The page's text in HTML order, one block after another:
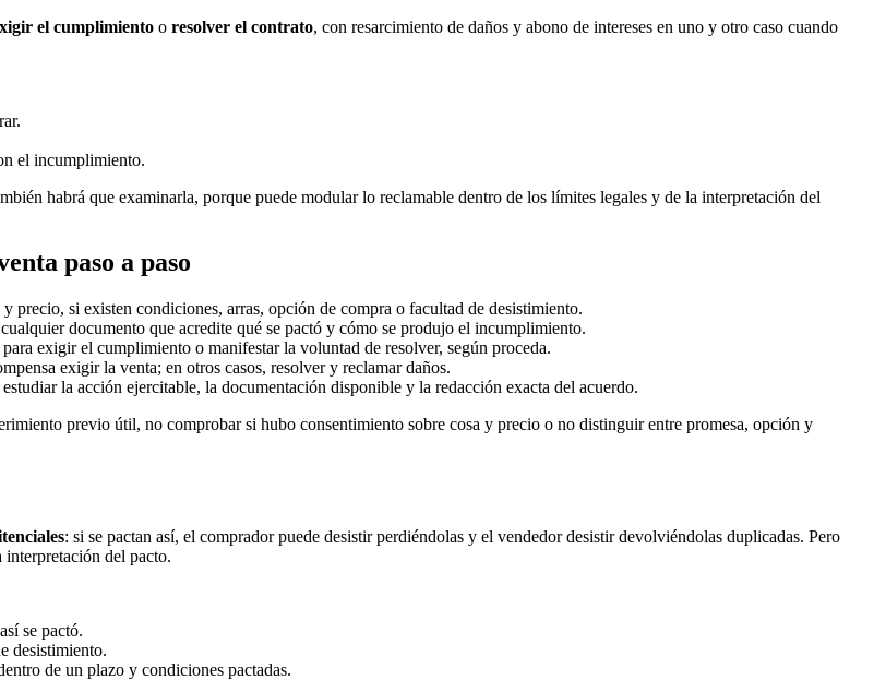
el cumplimiento o resolver el contrato, con resarcimiento de daños y abono de intereses en uno y otro caso cuando
el incumplimiento.
habrá que examinarla, porque puede modular lo reclamable dentro de los límites legales y de la interpretación del
paso a paso
precio, si existen condiciones, arras, opción de compra o facultad de desistimiento.
documento que acredite qué se pactó y cómo se produjo el incumplimiento.
exigir el cumplimiento o manifestar la voluntad de resolver, según proceda.
exigir la venta; en otros casos, resolver y reclamar daños.
la acción ejercitable, la documentación disponible y la redacción exacta del acuerdo.
previo útil, no comprobar si hubo consentimiento sobre cosa y precio o no distinguir entre promesa, opción y
: si se pactan así, el comprador puede desistir perdiéndolas y el vendedor desistir devolviéndolas duplicadas. Pero
interpretación del pacto.
se pactó.
desistimiento.
de un plazo y condiciones pactadas.